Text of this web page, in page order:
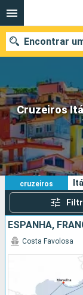
Cruzeiros
Encontrar
Quando ir?
Data de
Cidades
13
cruzeiros
ESPANHA,
Costa Favolosa